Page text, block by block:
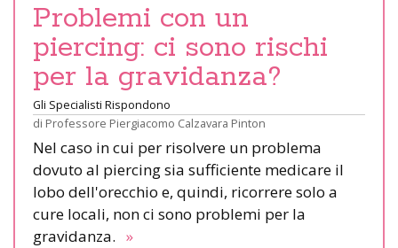
Problemi con un
piercing: ci sono rischi
per la gravidanza?
Gli Specialisti Rispondono
di Professore Piergiacomo Calzavara Pinton
Nel caso in cui per risolvere un problema
dovuto al piercing sia sufficiente medicare il
lobo dell'orecchio e, quindi, ricorrere solo a
cure locali, non ci sono problemi per la
gravidanza. »